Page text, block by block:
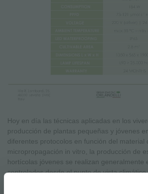
Hoy en día las técnicas aplicadas en los
producción de plantas pequeñas y jóvenes
diferentes protocolos en función del material
micropropagación in vitro, la producción de
hortícolas jóvenes se realizan generalmente
controlados desde el punto de vista
llamadas salas blancas, en estanterías